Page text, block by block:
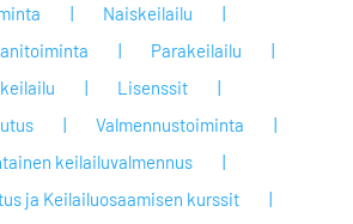
Naiskeilailu
Parakeilailu
Lisenssit
Valmennustoiminta
keilailuvalmennus
ja Keilailuosaamisen kurssit